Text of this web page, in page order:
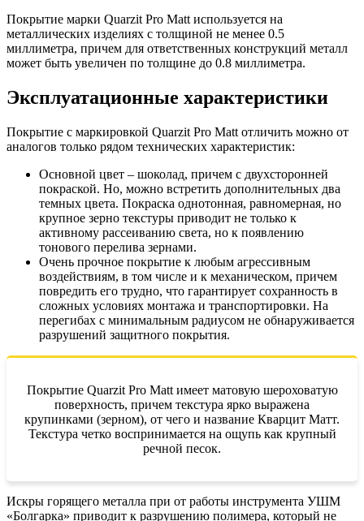
Покрытие марки Quarzit Pro Matt используется на
металлических изделиях с толщиной не менее 0.5
миллиметра, причем для ответственных конструкций металл
может быть увеличен по толщине до 0.8 миллиметра.
Эксплуатационные характеристики
Покрытие с маркировкой Quarzit Pro Matt отличить можно от
аналогов только рядом технических характеристик:
Основной цвет – шоколад, причем с двухсторонней
покраской. Но, можно встретить дополнительных два
темных цвета. Покраска однотонная, равномерная, но
крупное зерно текстуры приводит не только к
активному рассеиванию света, но к появлению
тонового перелива зернами.
Очень прочное покрытие к любым агрессивным
воздействиям, в том числе и к механическом, причем
повредить его трудно, что гарантирует сохранность в
сложных условиях монтажа и транспортировки. На
перегибах с минимальным радиусом не обнаруживается
разрушений защитного покрытия.
Покрытие Quarzit Pro Matt имеет матовую шероховатую
поверхность, причем текстура ярко выражена
крупинками (зерном), от чего и название Кварцит Матт.
Текстура четко воспринимается на ощупь как крупный
речной песок.
Искры горящего металла при от работы инструмента УШМ
«Болгарка» приводит к разрушению полимера, который не